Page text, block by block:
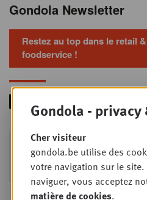
Gondola Newsletter
Restez au top dans le retail
foodservice !
9
SEPT
Foodservice -
business
Intro to Negotiation:
onderhandelingstafel is
Gondola -
Cher visiteur
gondola.be utilise des
votre navigation sur le
naviguer, vous acceptez
matière de cookies.